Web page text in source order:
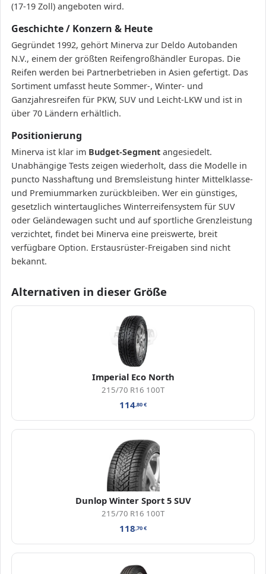
(17-19 Zoll) angeboten wird.
Geschichte / Konzern & Heute
Gegründet 1992, gehört Minerva zur Deldo Autobanden
N.V., einem der größten Reifengroßhändler Europas. Die
Reifen werden bei Partnerbetrieben in Asien gefertigt. Das
Sortiment umfasst heute Sommer-, Winter- und
Ganzjahresreifen für PKW, SUV und Leicht-LKW und ist in
über 70 Ländern erhältlich.
Positionierung
Minerva ist klar im Budget-Segment angesiedelt.
Unabhängige Tests zeigen wiederholt, dass die Modelle in
puncto Nasshaftung und Bremsleistung hinter Mittelklasse-
und Premiummarken zurückbleiben. Wer ein günstiges,
gesetzlich wintertaugliches Winterreifensystem für SUV
oder Geländewagen sucht und auf sportliche Grenzleistung
verzichtet, findet bei Minerva eine preiswerte, breit
verfügbare Option. Erstausrüster-Freigaben sind nicht
bekannt.
Alternativen in dieser Größe
Imperial Eco North
215/70 R16 100T
114,80€
Dunlop Winter Sport 5 SUV
215/70 R16 100T
118,70€